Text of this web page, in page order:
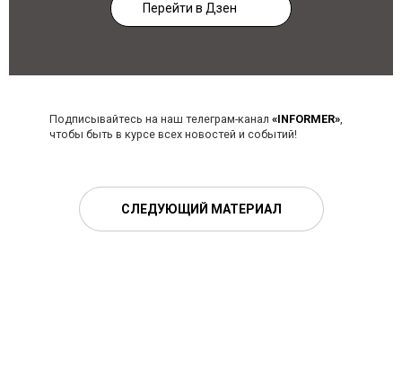
Перейти в Дзен
Подписывайтесь на наш телеграм-канал «INFORMER»,
чтобы быть в курсе всех новостей и событий!
СЛЕДУЮЩИЙ МАТЕРИАЛ